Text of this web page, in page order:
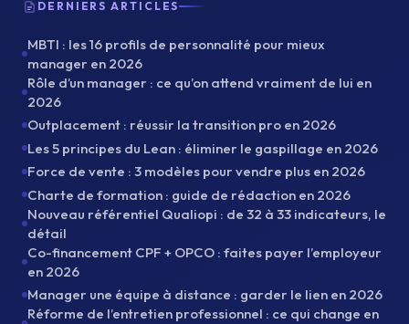
DERNIERS ARTICLES
MBTI : les 16 profils de personnalité pour mieux
manager en 2026
Rôle d’un manager : ce qu’on attend vraiment de lui en
2026
Outplacement : réussir la transition pro en 2026
Les 5 principes du Lean : éliminer le gaspillage en 2026
Force de vente : 3 modèles pour vendre plus en 2026
Charte de formation : guide de rédaction en 2026
Nouveau référentiel Qualiopi : de 32 à 33 indicateurs, le
détail
Co-financement CPF + OPCO : faites payer l’employeur
en 2026
Manager une équipe à distance : garder le lien en 2026
Réforme de l’entretien professionnel : ce qui change en